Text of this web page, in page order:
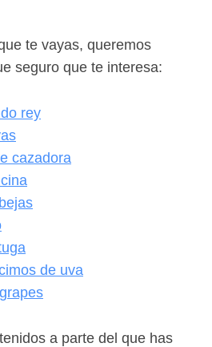
te vayas, queremos
seguro que te interesa:
rey
cazadora
de uva
a parte del que has